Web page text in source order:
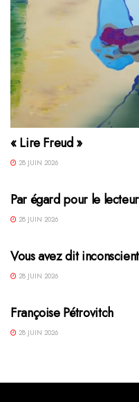
« Lire Freud »
28 JUIN 2026
Par égard pour le lecteur
28 JUIN 2026
Vous avez dit
28 JUIN 2026
Françoise Pétrovitch
28 JUIN 2026